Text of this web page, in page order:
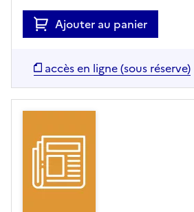
Ajouter au panier
accès en ligne (sous réserve)